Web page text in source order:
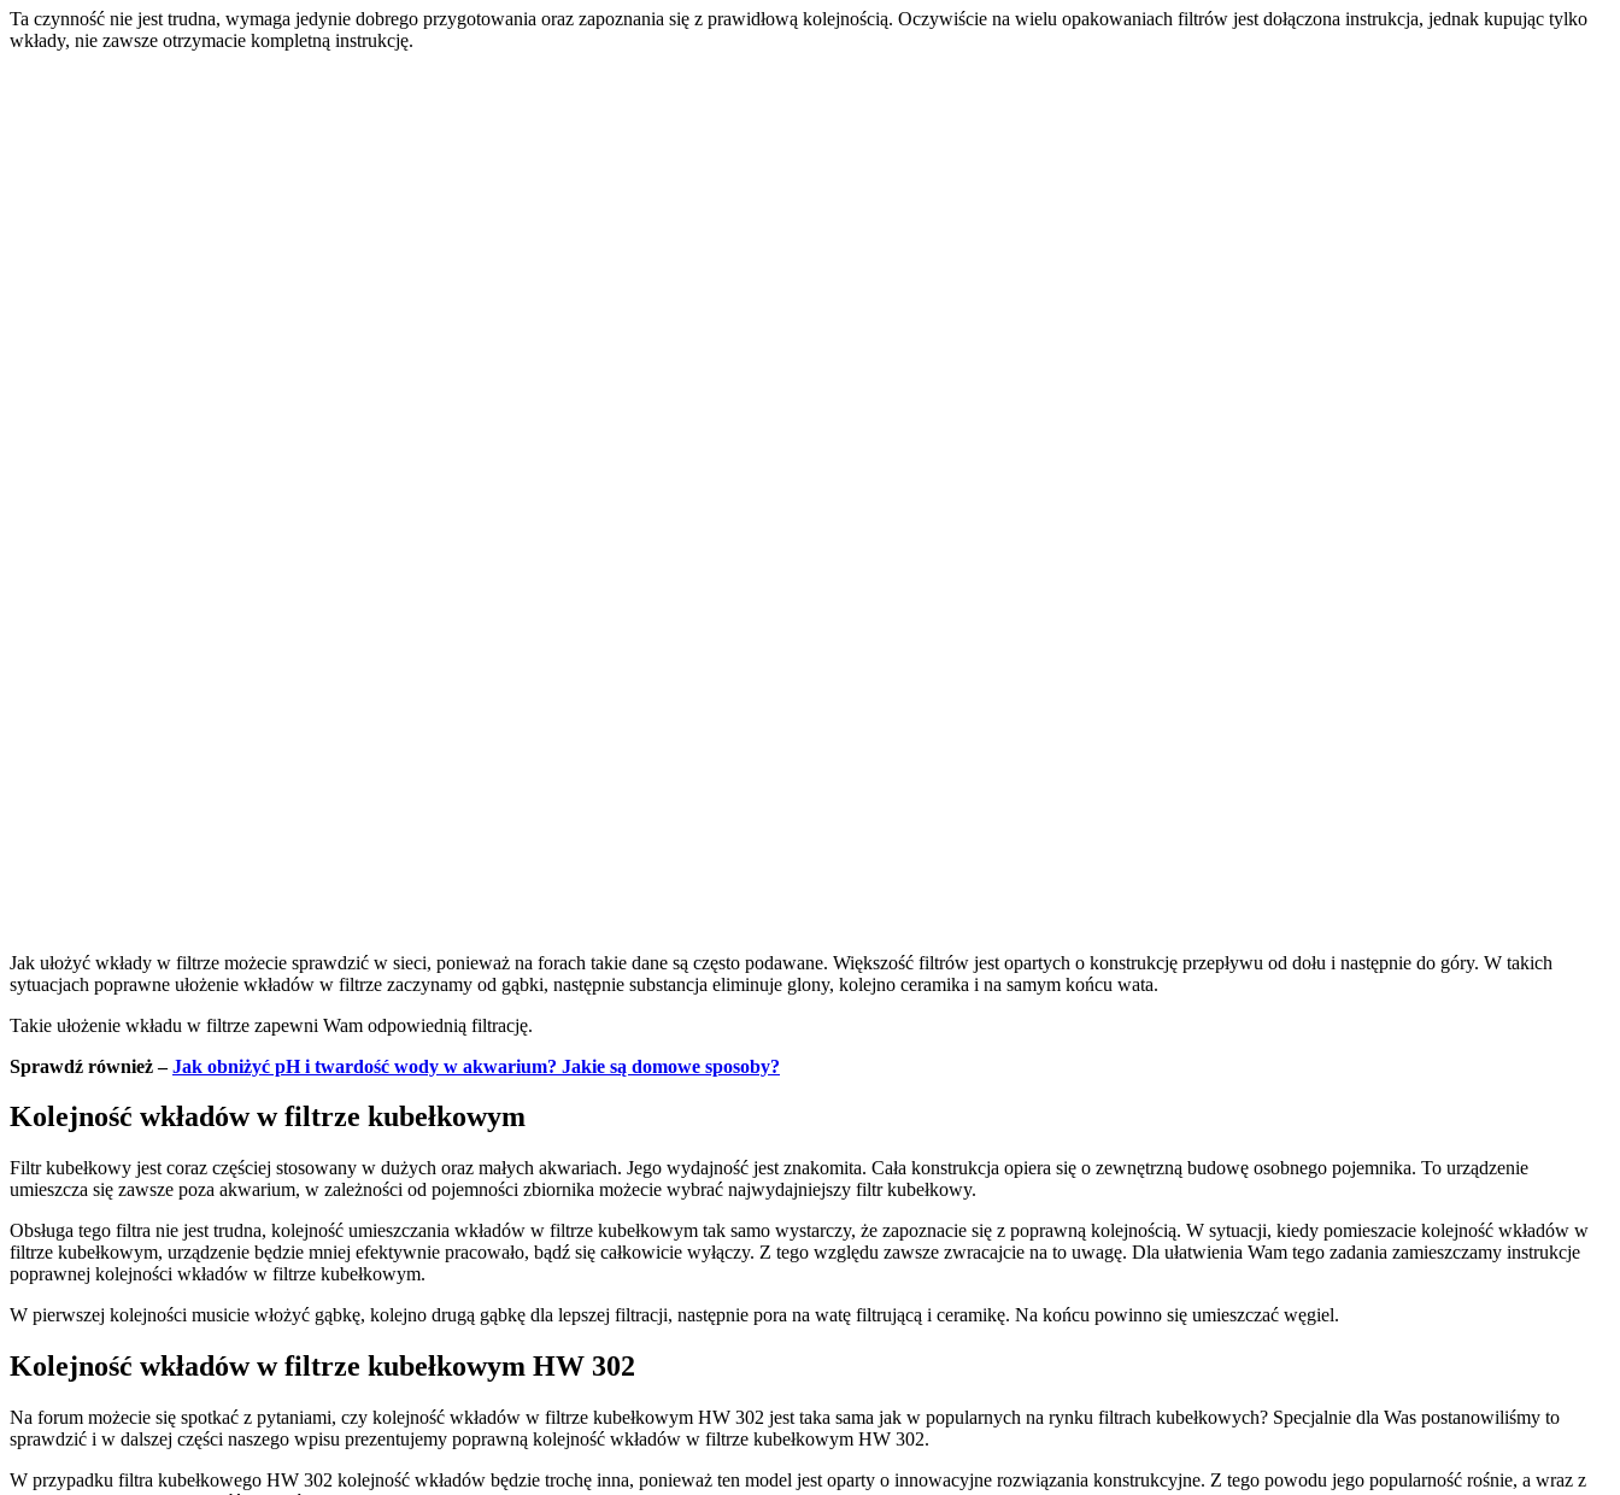
Ta czynność nie jest trudna, wymaga jedynie dobrego przygotowania oraz zapoznania się z prawidłową kolejnością. Oczywiście na wielu opakowaniach filtrów jest dołączona instrukcja, jednak kupując tylko
wkłady, nie zawsze otrzymacie kompletną instrukcję.
Jak ułożyć wkłady w filtrze możecie sprawdzić w sieci, ponieważ na forach takie dane są często podawane. Większość filtrów jest opartych o konstrukcję przepływu od dołu i następnie do góry. W takich
sytuacjach poprawne ułożenie wkładów w filtrze zaczynamy od gąbki, następnie substancja eliminuje glony, kolejno ceramika i na samym końcu wata.
Takie ułożenie wkładu w filtrze zapewni Wam odpowiednią filtrację.
Sprawdź również –Jak obniżyć pH i twardość wody w akwarium? Jakie są domowe sposoby?
Kolejność wkładów w filtrze kubełkowym
Filtr kubełkowy jest coraz częściej stosowany w dużych oraz małych akwariach. Jego wydajność jest znakomita. Cała konstrukcja opiera się o zewnętrzną budowę osobnego pojemnika. To urządzenie
umieszcza się zawsze poza akwarium, w zależności od pojemności zbiornika możecie wybrać najwydajniejszy filtr kubełkowy.
Obsługa tego filtra nie jest trudna, kolejność umieszczania wkładów w filtrze kubełkowym tak samo wystarczy, że zapoznacie się z poprawną kolejnością. W sytuacji, kiedy pomieszacie kolejność wkładów w
filtrze kubełkowym, urządzenie będzie mniej efektywnie pracowało, bądź się całkowicie wyłączy. Z tego względu zawsze zwracajcie na to uwagę. Dla ułatwienia Wam tego zadania zamieszczamy instrukcje
poprawnej kolejności wkładów w filtrze kubełkowym.
W pierwszej kolejności musicie włożyć gąbkę, kolejno drugą gąbkę dla lepszej filtracji, następnie pora na watę filtrującą i ceramikę. Na końcu powinno się umieszczać węgiel.
Kolejność wkładów w filtrze kubełkowym HW 302
Na forum możecie się spotkać z pytaniami, czy kolejność wkładów w filtrze kubełkowym HW 302 jest taka sama jak w popularnych na rynku filtrach kubełkowych? Specjalnie dla Was postanowiliśmy to
sprawdzić i w dalszej części naszego wpisu prezentujemy poprawną kolejność wkładów w filtrze kubełkowym HW 302.
W przypadku filtra kubełkowego HW 302 kolejność wkładów będzie trochę inna, ponieważ ten model jest oparty o innowacyjne rozwiązania konstrukcyjne. Z tego powodu jego popularność rośnie, a wraz z